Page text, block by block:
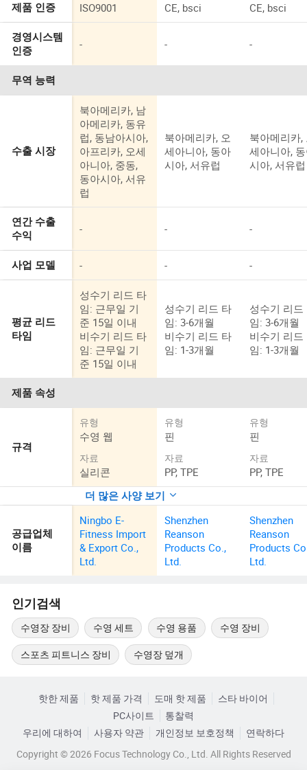
제품 인증 ISO9001 CE, bsci CE, bsci
경영시스템
인증
- - -
무역 능력
수출 시장
북아메리카, 남
아메리카, 동유
럽, 동남아시아,
아프리카, 오세
아니아, 중동,
동아시아, 서유
럽
북아메리카, 오
세아니아, 동아
시아, 서유럽
북아메리카,
세아니아,
시아, 서유럽
연간 수출
수익
- - -
사업 모델 - - -
평균 리드
타임
성수기 리드 타
임: 근무일 기
준 15일 이내
비수기 리드 타
임: 근무일 기
준 15일 이내
성수기 리드 타
임: 3-6개월
비수기 리드 타
임: 1-3개월
성수기 리드
임: 3-6개월
비수기 리드
임: 1-3개월
제품 속성
규격
유형
수영 웹
자료
실리콘
유형
핀
자료
PP, TPE
유형
핀
자료
PP, TPE
더 많은 사양 보기
공급업체
이름
Ningbo E-
Fitness Import
& Export Co.,
Ltd.
Shenzhen
Reanson
Products Co.,
Ltd.
Shenzhen
Reanson
Products
Ltd.
인기검색
수영장 장비 수영 세트 수영 용품 수영 장비
스포츠 피트니스 장비 수영장 덮개
핫한 제품 핫 제품 가격 도매 핫 제품
스타 바이어
PC사이트
통찰력
우리에 대하여
사용자 약관 개인정보 보호정책
연락하다
Copyright © 2026 Focus Technology Co., Ltd. All Rights Reserved